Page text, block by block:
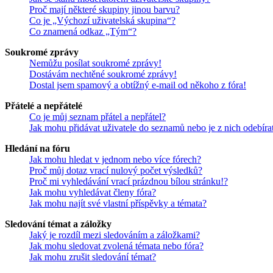
Proč mají některé skupiny jinou barvu?
Co je „Výchozí uživatelská skupina“?
Co znamená odkaz „Tým“?
Soukromé zprávy
Nemůžu posílat soukromé zprávy!
Dostávám nechtěné soukromé zprávy!
Dostal jsem spamový a obtížný e-mail od někoho z fóra!
Přátelé a nepřátelé
Co je můj seznam přátel a nepřátel?
Jak mohu přidávat uživatele do seznamů nebo je z nich
Hledání na fóru
Jak mohu hledat v jednom nebo více fórech?
Proč můj dotaz vrací nulový počet výsledků?
Proč mi vyhledávání vrací prázdnou bílou stránku!?
Jak mohu vyhledávat členy fóra?
Jak mohu najít své vlastní příspěvky a témata?
Sledování témat a záložky
Jaký je rozdíl mezi sledováním a záložkami?
Jak mohu sledovat zvolená témata nebo fóra?
Jak mohu zrušit sledování témat?